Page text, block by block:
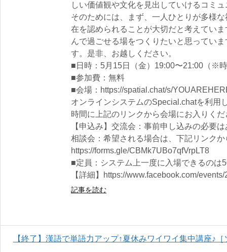
しい価値観や文化を見出していけるコミ
そのためには、まず、一人ひとりが多様
在を認められることが大切だと考えてい
んで過ごせる場をつくりたいと思ってい
す。是非、お越しください。
■日時：5月15日（金）19:00〜21:00（※
■参加費：無料
■会場：https://spatial.chat/s/
オンラインシステムのSpecial.chatを利用
時間に上記のリンクから会場にお入りくだ
【申込み】交流会：事前申し込みの必要
相談会：希望される場合は、下記リンク
https://forms.gle/CBMk7UBo7qfVrpLT8
■定員：システム上一度に入場できるのは
【詳細】https://www.facebook.com/
記事を読む
【終了】漢語で単語力アップ↑夏休みワイワイ集中講座♪